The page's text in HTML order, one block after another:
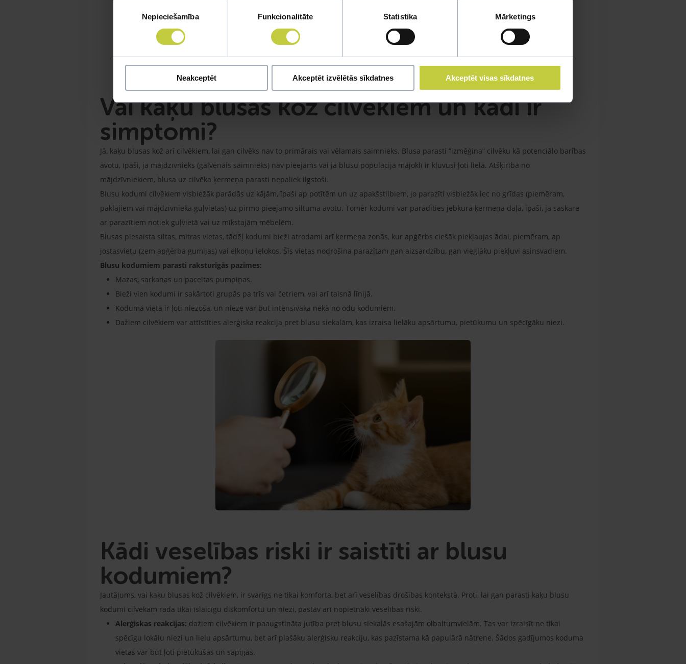
Nepieciešamība Funkcionalitāte Statistika Mārketings
Neakceptēt Akceptēt izvēlētās sīkdatnes Akceptēt visas sīkdatnes
Vai kaķu blusas kož cilvēkiem un kādi ir
simptomi?
Jā, kaķu blusas kož arī cilvēkiem, lai gan cilvēks nav to primārais vai vēlamais saimnieks. Blusa parasti “izmēģina” cilvēku kā potenciālo barības
avotu, īpaši, ja mājdzīvnieks (galvenais saimnieks) nav pieejams vai ja blusu populācija mājoklī ir kļuvusi ļoti liela. Atšķirībā no
mājdzīvniekiem, blusa uz cilvēka ķermeņa parasti nepaliek ilgstoši.
Blusu kodumi cilvēkiem visbiežāk parādās uz kājām, īpaši ap potītēm un uz apakšstilbiem, jo parazīti visbiežāk lec no grīdas (piemēram,
paklājiem vai mājdzīvnieka guļvietas) uz pirmo pieejamo siltuma avotu. Tomēr kodumi var parādīties jebkurā ķermeņa daļā, īpaši, ja saskare
ar parazītiem notiek guļvietā vai uz mīkstajām mēbelēm.
Blusas piesaista siltas, mitras vietas, tādēļ kodumi bieži atrodami arī ķermeņa zonās, kur apģērbs ciešāk piekļaujas ādai, piemēram, ap
jostasvietu (zem apģērba gumijas) vai elkoņu ielokos. Šīs vietas nodrošina parazītam gan aizsardzību, gan vieglāku piekļuvi asinsvadiem.
Blusu kodumiem parasti raksturīgās pazīmes:
Mazas, sarkanas un paceltas pumpiņas.
Bieži vien kodumi ir sakārtoti grupās pa trīs vai četriem, vai arī taisnā līnijā.
Koduma vieta ir ļoti niezoša, un nieze var būt intensīvāka nekā no odu kodumiem.
Dažiem cilvēkiem var attīstīties alerģiska reakcija pret blusu siekalām, kas izraisa lielāku apsārtumu, pietūkumu un spēcīgāku niezi.
Kādi veselības riski ir saistīti ar blusu
kodumiem?
Jautājums, vai kaķu blusas kož cilvēkiem, ir svarīgs ne tikai komforta, bet arī veselības drošības kontekstā. Proti, lai gan parasti kaķu blusu
kodumi cilvēkam rada tikai īslaicīgu diskomfortu un niezi, pastāv arī nopietnāki veselības riski.
Alerģiskas reakcijas: dažiem cilvēkiem ir paaugstināta jutība pret blusu siekalās esošajām olbaltumvielām. Tas var izraisīt ne tikai
spēcīgu lokālu niezi un lielu apsārtumu, bet arī plašāku alerģisku reakciju, kas pazīstama kā papulārā nātrene. Šādos gadījumos koduma
vietas var būt ļoti pietūkušas un sāpīgas.